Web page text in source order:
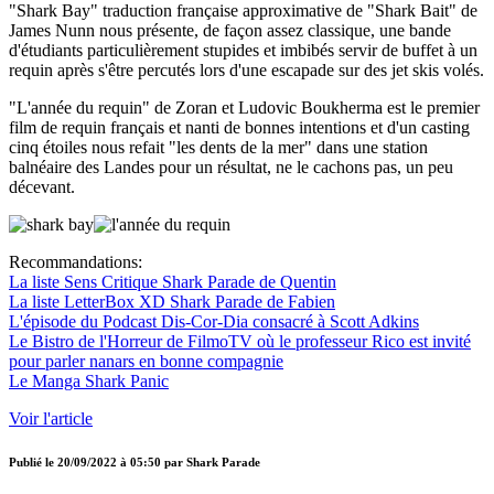
"Shark Bay" traduction française approximative de "Shark Bait" de
James Nunn nous présente, de façon assez classique, une bande
d'étudiants particulièrement stupides et imbibés servir de buffet à un
requin après s'être percutés lors d'une escapade sur des jet skis volés.
"L'année du requin" de Zoran et Ludovic Boukherma est le premier
film de requin français et nanti de bonnes intentions et d'un casting
cinq étoiles nous refait "les dents de la mer" dans une station
balnéaire des Landes pour un résultat, ne le cachons pas, un peu
décevant.
Recommandations:
La liste Sens Critique Shark Parade de Quentin
La liste LetterBox XD Shark Parade de Fabien
L'épisode du Podcast Dis-Cor-Dia consacré à Scott Adkins
Le Bistro de l'Horreur de FilmoTV où le professeur Rico est invité
pour parler nanars en bonne compagnie
Le Manga Shark Panic
Voir l'article
Publié le 20/09/2022 à 05:50 par Shark Parade